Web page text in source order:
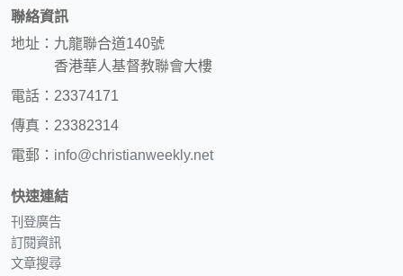
聯絡資訊
地址：九龍聯合道140號
香港華人基督教聯會大樓
電話：23374171
傳真：23382314
電郵： info@christianweekly.net
快速連結
刊登廣告
訂閱資訊
文章搜尋